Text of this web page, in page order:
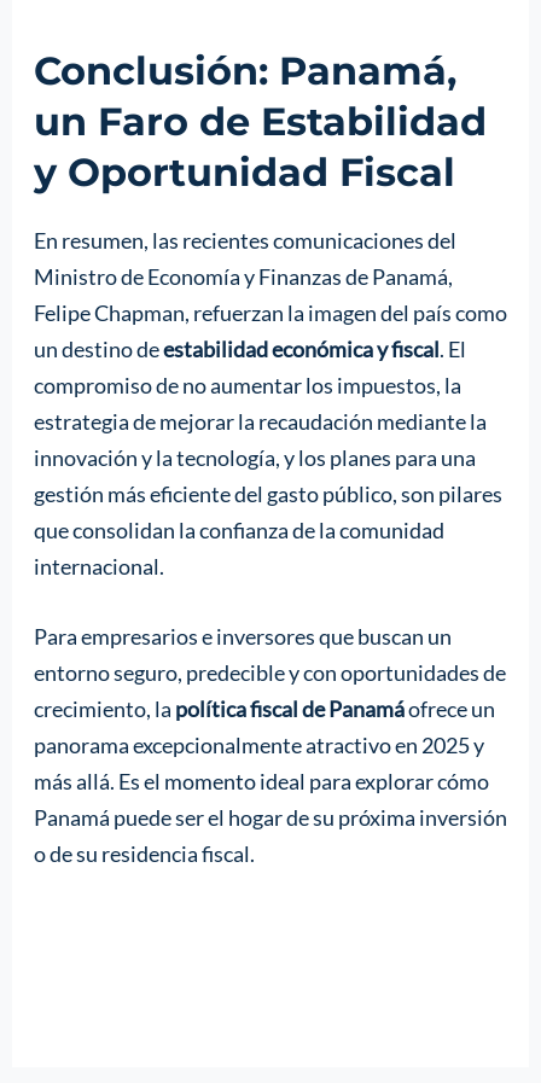
Conclusión: Panamá,
un Faro de Estabilidad
y Oportunidad Fiscal
En resumen, las recientes comunicaciones del
Ministro de Economía y Finanzas de Panamá,
Felipe Chapman, refuerzan la imagen del país como
un destino deestabilidad económica y fiscal. El
compromiso de no aumentar los impuestos, la
estrategia de mejorar la recaudación mediante la
innovación y la tecnología, y los planes para una
gestión más eficiente del gasto público, son pilares
que consolidan la confianza de la comunidad
internacional.
Para empresarios e inversores que buscan un
entorno seguro, predecible y con oportunidades de
crecimiento, la política fiscal de Panamáofrece un
panorama excepcionalmente atractivo en 2025 y
más allá. Es el momento ideal para explorar cómo
Panamá puede ser el hogar de su próxima inversión
o de su residencia fiscal.